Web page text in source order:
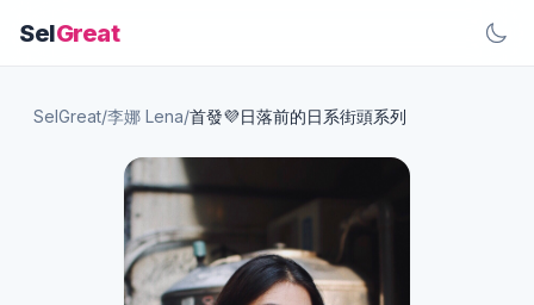
SelGreat
SelGreat/李娜 Lena/首發💜日落前的日系街頭系列